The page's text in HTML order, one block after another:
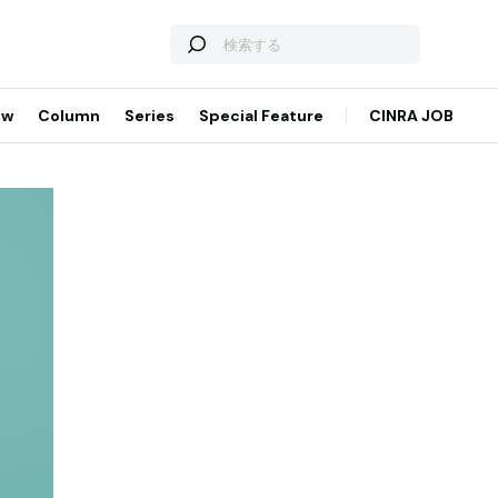
Column Series Special Feature CINRA JOB